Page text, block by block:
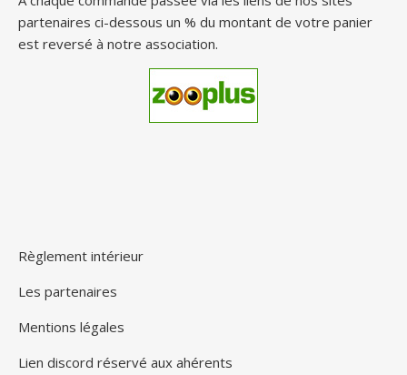
partenaires ci-dessous un % du montant de votre panier
est reversé à notre association.
Règlement intérieur
Les partenaires
Mentions légales
Lien discord réservé aux ahérents